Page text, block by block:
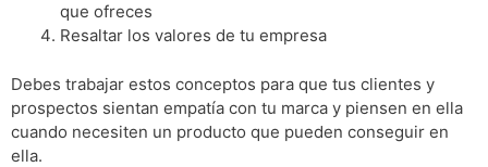
que ofreces
Resaltar los valores de tu empresa
Debes trabajar estos conceptos para que tus clientes y
prospectos sientan empatía con tu marca y piensen en ella
cuando necesiten un producto que pueden conseguir en
ella.